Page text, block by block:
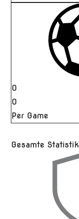
0
0
Per Game
Gesamte Statistik